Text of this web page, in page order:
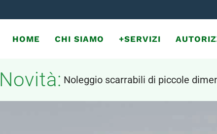
HOME CHI SIAMO +SERVIZI
Novità: Noleggio scarrabili di piccole